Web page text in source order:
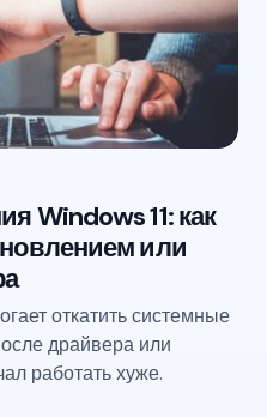
Windows 11: как
или
откатить системные
драйвера или
работать хуже.